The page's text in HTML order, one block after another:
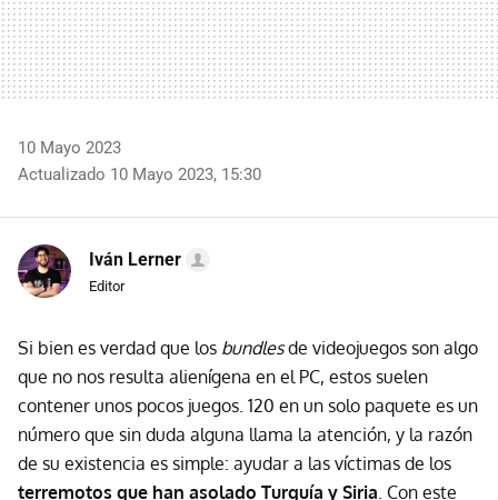
10 Mayo 2023
Actualizado 10 Mayo 2023, 15:30
Iván Lerner
Editor
Si bien es verdad que los bundlesde videojuegos son algo
que no nos resulta alienígena en el PC, estos suelen
contener unos pocos juegos. 120 en un solo paquete es un
número que sin duda alguna llama la atención, y la razón
de su existencia es simple: ayudar a las víctimas de los
terremotos que han asolado Turquía y Siria . Con este